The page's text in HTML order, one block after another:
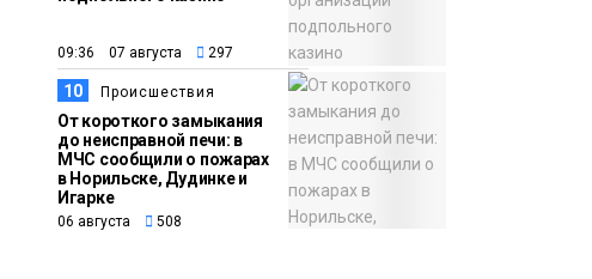
09:36 07 августа 297
10 Происшествия
От короткого замыкания
до неисправной печи: в
МЧС сообщили о пожарах
в Норильске, Дудинке и
Игарке
06 августа 508